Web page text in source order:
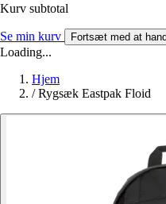
Kurv subtotal
Se min kurv Fortsæt med at
Loading...
Hjem
/ Rygsæk Eastpak Floid